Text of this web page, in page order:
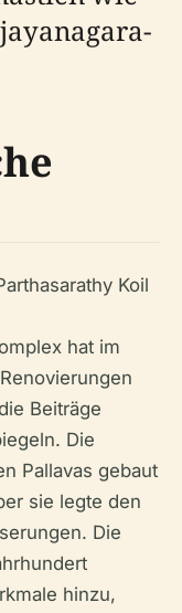
Koil
hat im
Beiträge
Die
Pallavas gebaut
sie legte den
Die
hinzu,